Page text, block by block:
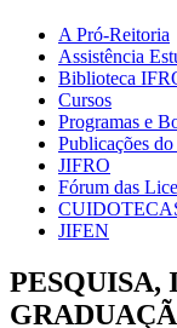
A Pró-Reitoria
Assistência
Biblioteca
Cursos
Programas e
Publicações
JIFRO
Fórum das
JIFEN
PESQUISA,